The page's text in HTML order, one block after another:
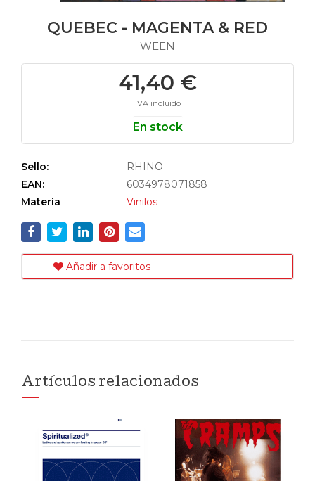
QUEBEC - MAGENTA & RED
WEEN
41,40 €
IVA incluido
En stock
Sello:
RHINO
EAN:
6034978071858
Materia
Vinilos
Añadir a favoritos
Artículos relacionados